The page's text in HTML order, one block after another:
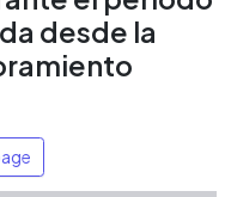
desde la